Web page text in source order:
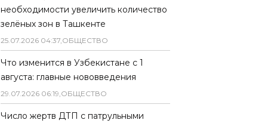
необходимости увеличить количество
зелёных зон в Ташкенте
25.07.2026 04:37,ОБЩЕСТВО
Что изменится в Узбекистане с 1
августа: главные нововведения
29.07.2026 06:19,ОБЩЕСТВО
Число жертв ДТП с патрульными